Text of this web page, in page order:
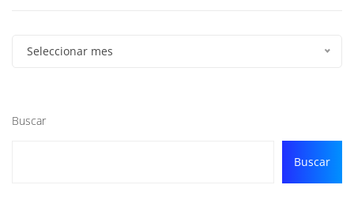
Seleccionar mes
Buscar
Buscar